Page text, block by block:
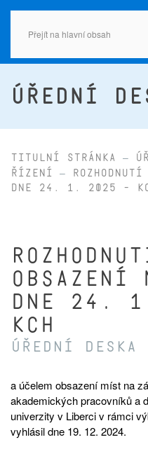
Přejít na hlavní obsah
ÚŘEDNÍ
Titulní stránka
řízení
dne 24. 1. 2025 -
obsazení
dne 24.
KCH
Úřední deska
a účelem obsazení míst na
akademických pracovníků a
univerzity v Liberci v rámci
vyhlásil dne 19. 12. 2024.